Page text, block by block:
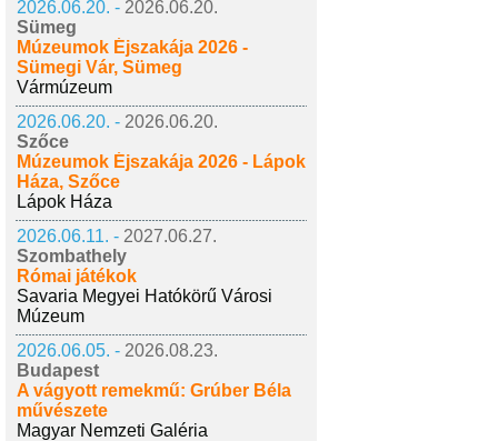
2026.06.20. - 2026.06.20.
Sümeg
Múzeumok Éjszakája 2026 -
Sümegi Vár, Sümeg
Vármúzeum
2026.06.20. - 2026.06.20.
Szőce
Múzeumok Éjszakája 2026 - Lápok
Háza, Szőce
Lápok Háza
2026.06.11. - 2027.06.27.
Szombathely
Római játékok
Savaria Megyei Hatókörű Városi
Múzeum
2026.06.05. - 2026.08.23.
Budapest
A vágyott remekmű: Grúber Béla
művészete
Magyar Nemzeti Galéria